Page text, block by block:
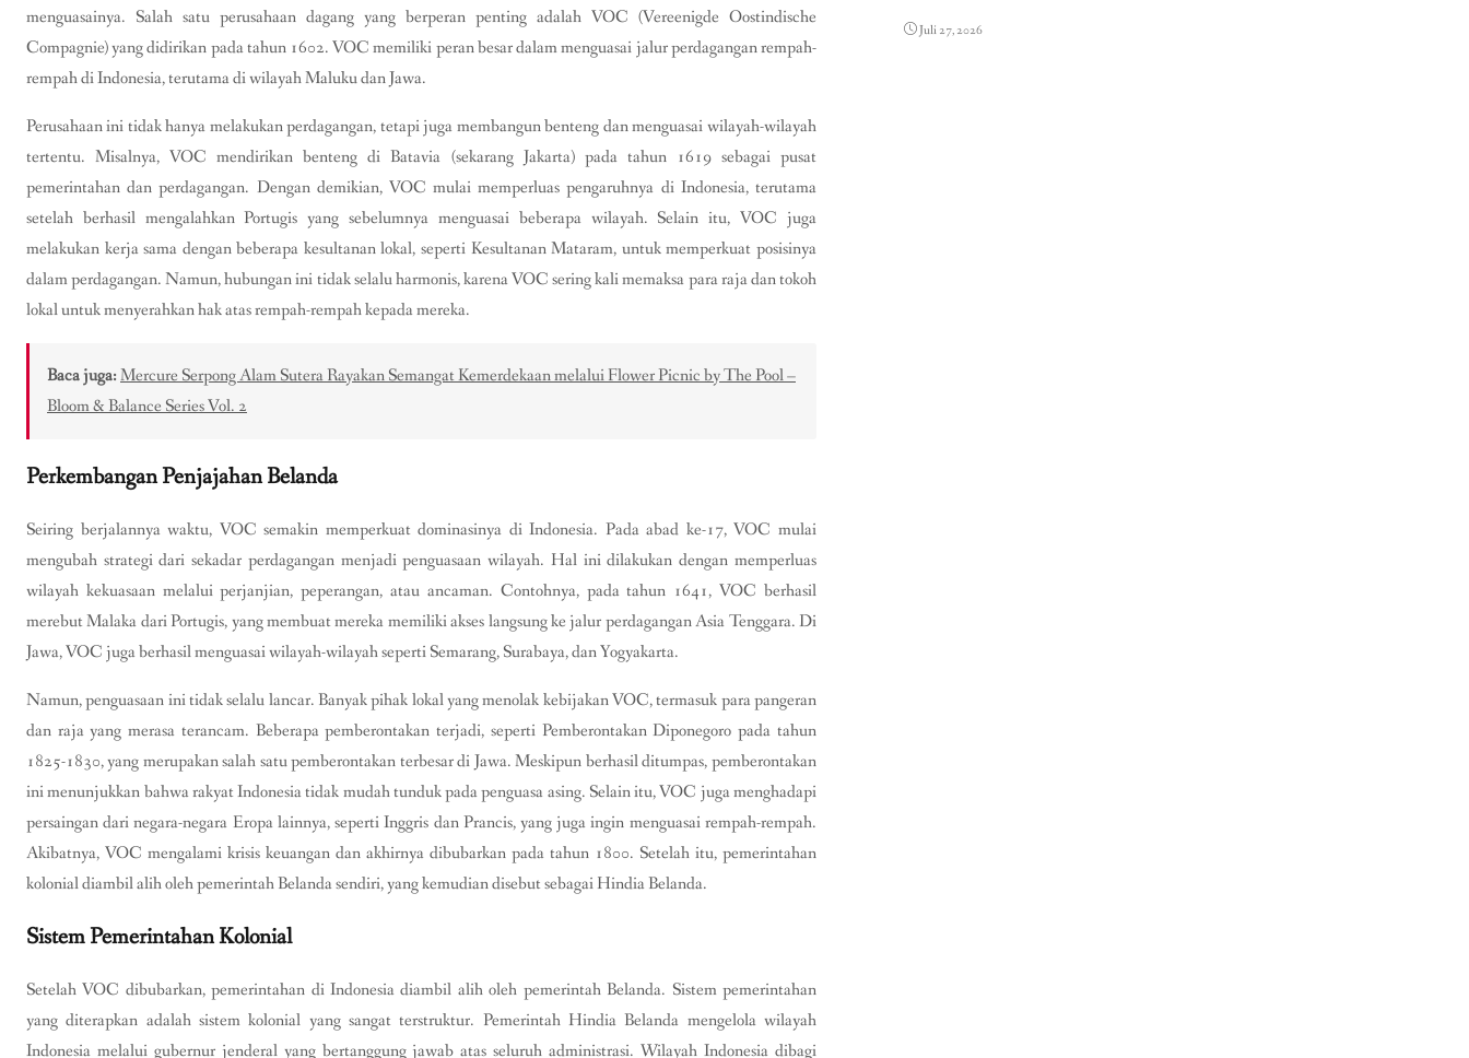
menguasainya. Salah satu perusahaan dagang yang berperan penting adalah VOC (Vereenigde Oostindische
Compagnie) yang didirikan pada tahun 1602. VOC memiliki peran besar dalam menguasai jalur perdagangan rempah-
rempah di Indonesia, terutama di wilayah Maluku dan Jawa.
Perusahaan ini tidak hanya melakukan perdagangan, tetapi juga membangun benteng dan menguasai wilayah-wilayah
tertentu. Misalnya, VOC mendirikan benteng di Batavia (sekarang Jakarta) pada tahun 1619 sebagai pusat
pemerintahan dan perdagangan. Dengan demikian, VOC mulai memperluas pengaruhnya di Indonesia, terutama
setelah berhasil mengalahkan Portugis yang sebelumnya menguasai beberapa wilayah. Selain itu, VOC juga
melakukan kerja sama dengan beberapa kesultanan lokal, seperti Kesultanan Mataram, untuk memperkuat posisinya
dalam perdagangan. Namun, hubungan ini tidak selalu harmonis, karena VOC sering kali memaksa para raja dan tokoh
lokal untuk menyerahkan hak atas rempah-rempah kepada mereka.
Baca juga:Mercure Serpong Alam Sutera Rayakan Semangat Kemerdekaan melalui Flower Picnic by The Pool –
Bloom & Balance Series Vol. 2
Perkembangan Penjajahan Belanda
Seiring berjalannya waktu, VOC semakin memperkuat dominasinya di Indonesia. Pada abad ke-17, VOC mulai
mengubah strategi dari sekadar perdagangan menjadi penguasaan wilayah. Hal ini dilakukan dengan memperluas
wilayah kekuasaan melalui perjanjian, peperangan, atau ancaman. Contohnya, pada tahun 1641, VOC berhasil
merebut Malaka dari Portugis, yang membuat mereka memiliki akses langsung ke jalur perdagangan Asia Tenggara. Di
Jawa, VOC juga berhasil menguasai wilayah-wilayah seperti Semarang, Surabaya, dan Yogyakarta.
Namun, penguasaan ini tidak selalu lancar. Banyak pihak lokal yang menolak kebijakan VOC, termasuk para pangeran
dan raja yang merasa terancam. Beberapa pemberontakan terjadi, seperti Pemberontakan Diponegoro pada tahun
1825-1830, yang merupakan salah satu pemberontakan terbesar di Jawa. Meskipun berhasil ditumpas, pemberontakan
ini menunjukkan bahwa rakyat Indonesia tidak mudah tunduk pada penguasa asing. Selain itu, VOC juga menghadapi
persaingan dari negara-negara Eropa lainnya, seperti Inggris dan Prancis, yang juga ingin menguasai rempah-rempah.
Akibatnya, VOC mengalami krisis keuangan dan akhirnya dibubarkan pada tahun 1800. Setelah itu, pemerintahan
kolonial diambil alih oleh pemerintah Belanda sendiri, yang kemudian disebut sebagai Hindia Belanda.
Sistem Pemerintahan Kolonial
Setelah VOC dibubarkan, pemerintahan di Indonesia diambil alih oleh pemerintah Belanda. Sistem pemerintahan
yang diterapkan adalah sistem kolonial yang sangat terstruktur. Pemerintah Hindia Belanda mengelola wilayah
Indonesia melalui gubernur jenderal yang bertanggung jawab atas seluruh administrasi. Wilayah Indonesia dibagi
Juli 27, 2026